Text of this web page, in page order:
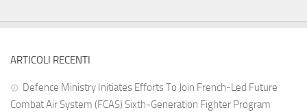
ARTICOLI RECENTI
Defence Ministry Initiates Efforts To Join French-Led Future
Combat Air System (FCAS) Sixth‑Generation Fighter Program